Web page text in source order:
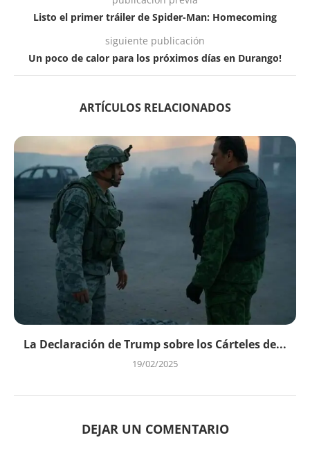
Listo el primer tráiler de Spider-Man: Homecoming
siguiente publicación
Un poco de calor para los próximos días en Durango!
ARTÍCULOS RELACIONADOS
La Declaración de Trump sobre los Cárteles de...
19/02/2025
DEJAR UN COMENTARIO